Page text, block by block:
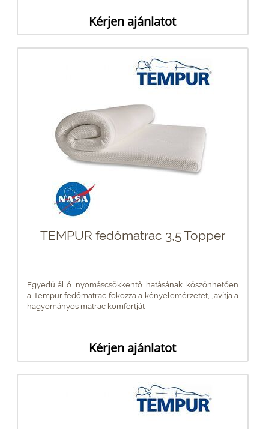
Kérjen ajánlatot
TEMPUR fedőmatrac 3,5 Topper
Egyedülálló nyomáscsökkentő hatásának köszönhetően
a Tempur fedőmatrac fokozza a kényelemérzetet, javítja a
hagyományos matrac komfortját
Kérjen ajánlatot